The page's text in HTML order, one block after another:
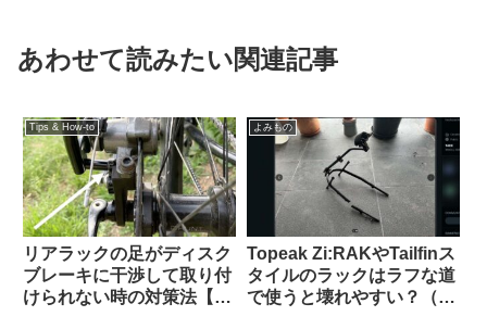
あわせて読みたい関連記事
Tips & How-to
リアラックの足がディスク
ブレーキに干渉して取り付
けられない時の対策法【大
よみもの
Topeak Zi:RAKやTailfinス
タイルのラックはラフな道
で使うと壊れやすい？（海